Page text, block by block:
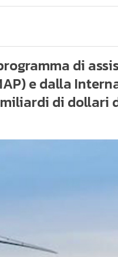
di
e dalla
miliardi di dollari